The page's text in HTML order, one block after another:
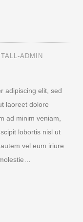
ADMIN
adipiscing elit, sed
laoreet dolore
ad minim veniam,
lobortis nisl ut
vel eum iriure